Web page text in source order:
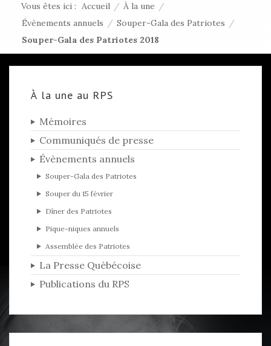
Vous êtes ici : Accueil / À la une /
Évènements annuels / Souper-Gala des Patriotes /
Souper-Gala des Patriotes 2018
À la une au RPS
Mémoires
Communiqués de presse
Évènements annuels
Souper-Gala des Patriotes
Souper du 15 février
Dîner des Patriotes
Pique-niques annuels
Assemblée des Patriotes
La Presse Québécoise
Publications du RPS